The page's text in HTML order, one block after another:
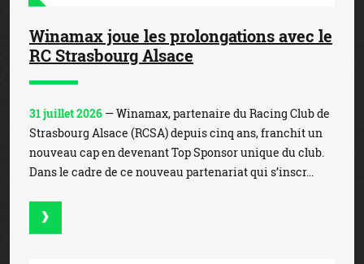
Winamax joue les prolongations avec le
RC Strasbourg Alsace
31 juillet 2026 — Winamax, partenaire du Racing Club de
Strasbourg Alsace (RCSA) depuis cinq ans, franchit un
nouveau cap en devenant Top Sponsor unique du club.
Dans le cadre de ce nouveau partenariat qui s’inscr...